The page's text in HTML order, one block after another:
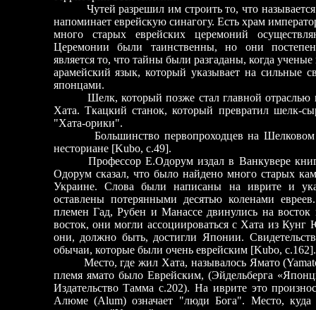
Чутей разрешил им строить то, что называется
напоминает еврейскую синагогу. Есть храм
много старых еврейских церемоний
Церемонии были таинственны, но они
является то, что тайны были разгаданы, когда
арамейский язык, который указываетнасильные
японцами.
Шелк, который позже стал главной отраслью
Хата. Ткацкий станок, который превратил шелк-
"Хата-орики".
Большинство первопроходцев на Шелковом
несториане [Kubo, с.49].
Профессор Е.Одорум издал в Ванкувере
Одорум сказал, что было найдено много старых
Украине. Слова были написаны на иврите и
оставлены потерянными десятью коленами
племен Гад, Рубен и Манассе двинулись на
восток, они могли ассоциироваться с Хата из
они, должно быть, достигли Японии.
обычаи, которые были очень еврейским [Kubo, с.162].
Место, где жил Хата, называлось Ямато
племя ямато было Еврейским, (Эйдельберга
Издательство Тамма с.202). На иврите это
Алюме (Alum) означает "люди Бога". Место,